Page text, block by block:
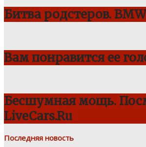
Битва родстеров.
Вам понравится ее
Бесшумная мощь.
LiveCars.Ru
Последняя новость